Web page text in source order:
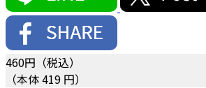
460円（税込）
（本体 419 円）